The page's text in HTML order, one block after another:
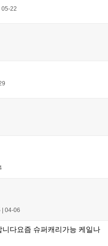
05-22
| 04-06
다요즘 슈퍼캐리가능 케일나